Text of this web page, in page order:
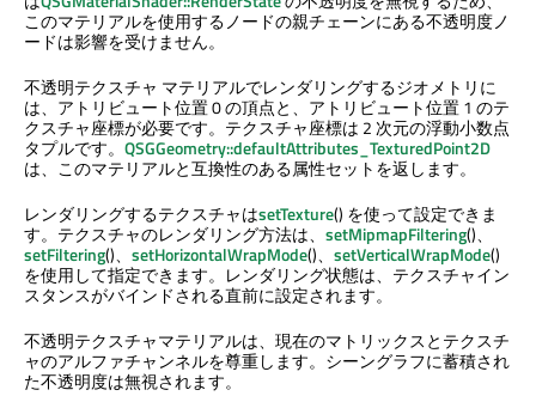
このマテリアルを使用するノードの親チェーンにある不透明度ノ
ードは影響を受けません。
不透明テクスチャ マテリアルでレンダリングするジオメトリに
は、アトリビュート位置 0 の頂点と、アトリビュート位置 1 のテ
クスチャ座標が必要です。テクスチャ座標は 2 次元の浮動小数点
タプルです。 QSGGeometry::defaultAttributes_TexturedPoint2D
は、このマテリアルと互換性のある属性セットを返します。
レンダリングするテクスチャはsetTexture() を使って設定できま
す。テクスチャのレンダリング方法は、 setMipmapFiltering()、
setFiltering()、 setHorizontalWrapMode()、 setVerticalWrapMode()
を使用して指定できます。レンダリング状態は、テクスチャイン
スタンスがバインドされる直前に設定されます。
不透明テクスチャマテリアルは、現在のマトリックスとテクスチ
ャのアルファチャンネルを尊重します。シーングラフに蓄積され
た不透明度は無視されます。